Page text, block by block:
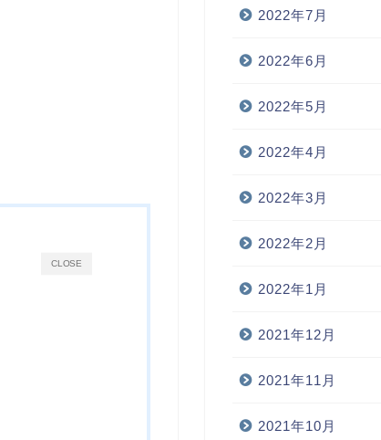
CLOSE
2022年7月
2022年6月
2022年5月
2022年4月
2022年3月
2022年2月
2022年1月
2021年12月
2021年11月
2021年10月